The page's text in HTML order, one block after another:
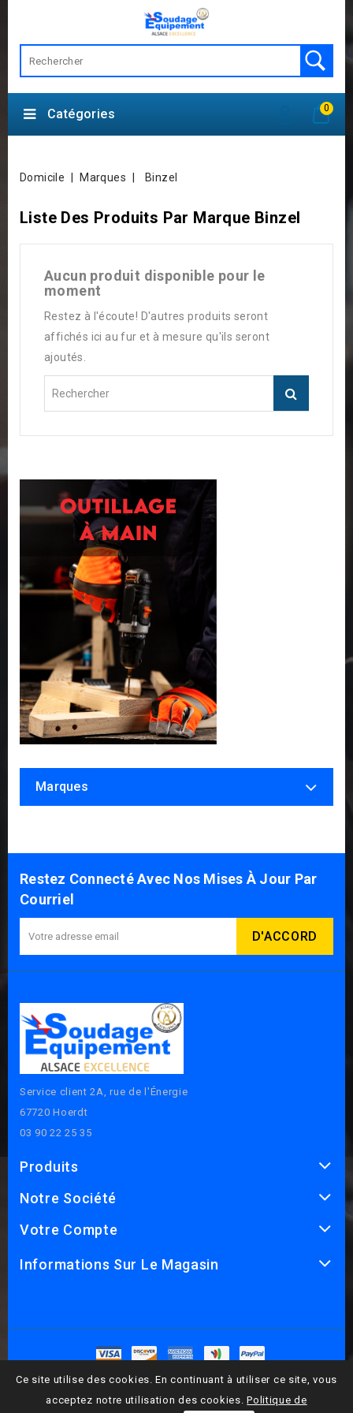
0
Catégories
Domicile Marques Binzel
Liste Des Produits Par Marque Binzel
Aucun produit disponible pour le
moment
Restez à l'écoute! D'autres produits seront
affichés ici au fur et à mesure qu'ils seront
ajoutés.
Marques
Restez Connecté Avec Nos Mises À Jour Par
Courriel
Service client 2A, rue de l'Énergie
67720 Hoerdt
03 90 22 25 35
Produits
Notre Société
Votre Compte
Informations Sur Le Magasin
Ce site utilise des cookies. En continuant à utiliser ce site, vous
acceptez notre utilisation des cookies. Politique de
© 2026 - Logiciel de commerce électronique par PrestaShop™